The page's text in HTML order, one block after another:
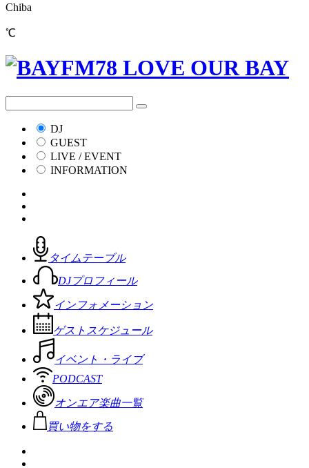
Chiba
℃
DJ
GUEST
LIVE / EVENT
INFORMATION
タイムテーブル
DJプロフィール
インフォメーション
ゲストスケジュール
イベント・ライブ
PODCAST
オンエア楽曲一覧
買い物をする